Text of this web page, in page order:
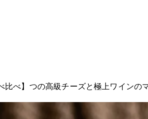
比べ】5つの高級チーズと極上ワイン